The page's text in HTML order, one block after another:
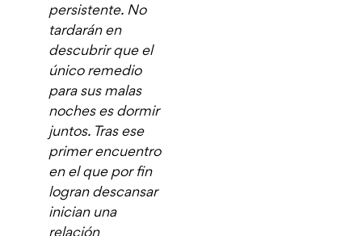
persistente. No
tardarán en
descubrir que el
único re­medio
para sus malas
noches es dormir
juntos. Tras ese
primer encuentro
en el que por fin
logran descan­sar
inician una
relación